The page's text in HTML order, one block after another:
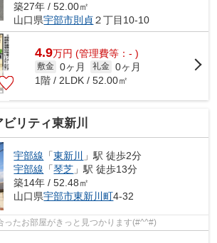
築27年 / 52.00㎡
山口県宇部市則貞２丁目10-10
4.9万円 (管理費等：- )
敷金 0ヶ月 礼金 0ヶ月
1階 / 2LDK / 52.00㎡
ビリティ東新川
宇部線 「東新川
」駅 徒歩2分
宇部線 「琴芝 」駅 徒歩13分
築14年 / 52.48㎡
山口県宇部市東新川町4-32
ったお部屋がきっと見つかります(#^^#)